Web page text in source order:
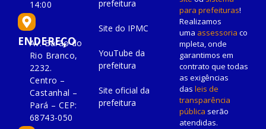
14:00
ENDEREÇO
Av. Barão do
Rio Branco,
2232.
Centro –
Castanhal –
Pará – CEP:
68743-050
prefeitura
Site do IPMC
YouTube da
prefeitura
Site oficial da
prefeitura
para prefeituras!
Realizamos
uma assessoria co
mpleta, onde
garantimos em
contrato que todas
as exigências
das leis de
transparência
pública serão
atendidas.